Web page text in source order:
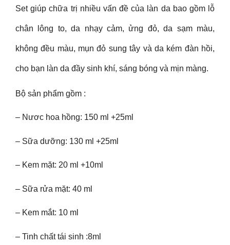
Set giúp chữa trị nhiều vấn đề của làn da bao gồm lỗ
chân lông to, da nhạy cảm, ửng đỏ, da sạm màu,
không đều màu, mụn đỏ sung tây và da kém đàn hồi,
cho bạn làn da đầy sinh khí, sáng bóng và mịn màng.
Bộ sản phẩm gồm :
– Nươc hoa hồng: 150 ml +25ml
– Sữa dưỡng: 130 ml +25ml
– Kem mặt: 20 ml +10ml
– Sữa rửa mặt: 40 ml
– Kem mắt: 10 ml
– Tinh chất tái sinh :8ml